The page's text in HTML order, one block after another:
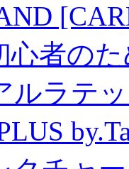
心者の
ルラテ